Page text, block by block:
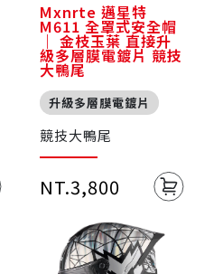
Mxnrte 邁星特
M611 全罩式安全帽
｜ 金枝玉葉 直接升
級多層膜電鍍片 競技
大鴨尾
升級多層膜電鍍片
競技大鴨尾
NT.3,800